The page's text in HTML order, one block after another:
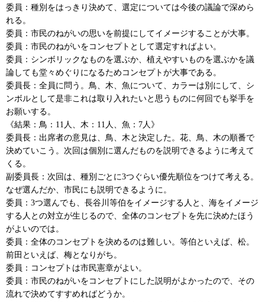
委員：種別をはっきり決めて、選定については今後の議論で深めら
れる。
委員：市民のねがいの思いを前提にしてイメージすることが大事。
委員：市民のねがいをコンセプトとして選定すればよい。
委員：シンボリックなものを選ぶか、植えやすいものを選ぶかを議
論しても堂々めぐりになるためコンセプトが大事である。
委員長：全員に問う。鳥、木、魚について、カラーは別にして、シ
ンボルとして是非これは取り入れたいと思うものに何回でも挙手を
お願いする。
《結果：鳥：11人、木：11人、魚：7人》
委員長：出席者の意見は、鳥、木と決定した。花、鳥、木の順番で
決めていこう。次回は個別に選んだものを説明できるように考えて
くる。
副委員長：次回は、種別ごとに3つぐらい優先順位をつけて考える。
なぜ選んだか、市民にも説明できるように。
委員：3つ選んでも、長谷川等伯をイメージする人と、海をイメージ
する人との対立が生じるので、全体のコンセプトを先に決めたほう
がよいのでは。
委員：全体のコンセプトを決めるのは難しい。等伯といえば、松。
前田といえば、梅となりがち。
委員：コンセプトは市民憲章がよい。
委員：市民のねがいをコンセプトにした説明がよかったので、その
流れで決めてすすめればどうか。